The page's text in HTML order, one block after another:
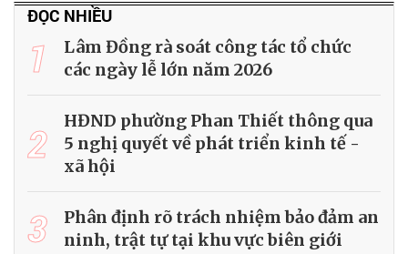
ĐỌC NHIỀU
1
Lâm Đồng rà soát công tác tổ chức
các ngày lễ lớn năm 2026
2
HĐND phường Phan Thiết thông qua
5 nghị quyết về phát triển kinh tế -
xã hội
3
Phân định rõ trách nhiệm bảo đảm an
ninh, trật tự tại khu vực biên giới